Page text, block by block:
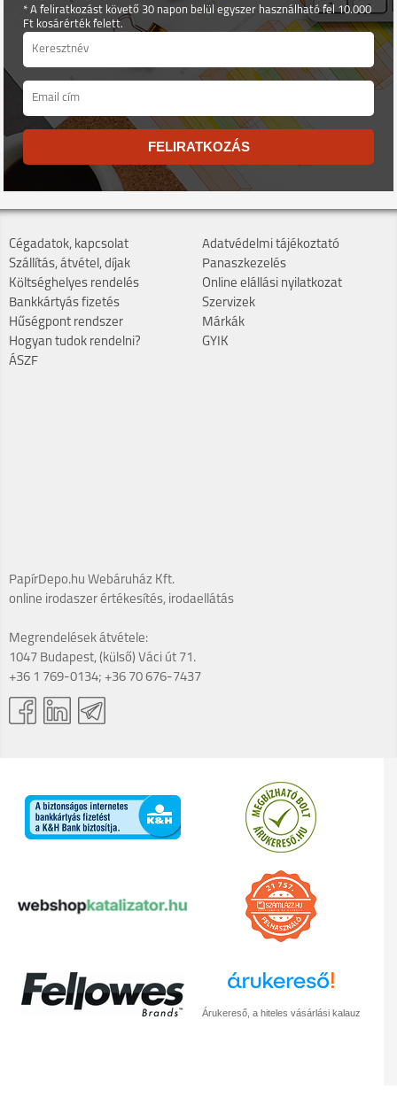
* A feliratkozást követő 30 napon belül egyszer használható fel 10.000
Ft kosárérték felett.
FELIRATKOZÁS
Cégadatok, kapcsolat
Szállítás, átvétel, díjak
Költséghelyes rendelés
Bankkártyás fizetés
Hűségpont rendszer
Hogyan tudok rendelni?
ÁSZF
Adatvédelmi tájékoztató
Panaszkezelés
Online elállási nyilatkozat
Szervizek
Márkák
GYIK
PapírDepo.hu Webáruház Kft.
online irodaszer értékesítés, irodaellátás
Megrendelések átvétele:
1047 Budapest, (külső) Váci út 71.
+36 1 769-0134; +36 70 676-7437
Árukereső, a hiteles vásárlási kalauz